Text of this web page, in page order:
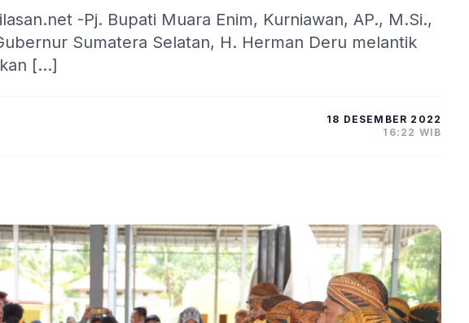
-Pj. Bupati Muara Enim, Kurniawan, AP., M.Si.,
Sumatera Selatan, H. Herman Deru melantik
[…]
18 DESEMBER 2022
16:22 WIB